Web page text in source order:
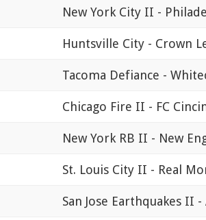
New York City II -
Huntsville City - Crown
Tacoma Defiance -
Chicago Fire II - FC
New York RB II - New
St. Louis City II - Real
San Jose Earthquakes II